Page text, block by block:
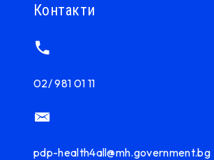
Контакти
02/ 981 01 11
pdp-health4all@mh.government.bg